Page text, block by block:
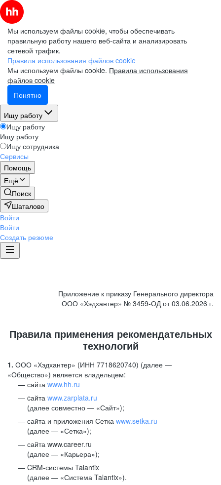
Мы используем файлы cookie, чтобы обеспечивать
правильную работу нашего веб-сайта и анализировать
сетевой трафик.
Правила использования файлов cookie
Мы используем файлы cookie. Правила использования
файлов cookie
Понятно
Ищу работу
Ищу работу
Ищу работу
Ищу сотрудника
Сервисы
Помощь
Ещё
Поиск
Шаталово
Войти
Войти
Создать резюме
Приложение к приказу Генерального директора
ООО «Хэдхантер» № 3459-ОД от 03.06.2026 г.
Правила применения рекомендательных
технологий
1. ООО «Хэдхантер» (ИНН 7718620740) (далее —
«Общество») является владельцем:
сайта www.hh.ru
cайта www.zarplata.ru
(далее совместно — «Сайт»);
сайта и приложения Сетка www.setka.ru
(далее — «Сетка»);
сайта www.career.ru
(далее — «Карьера»);
CRM-системы Talantix
(далее — «Система Talantix»).